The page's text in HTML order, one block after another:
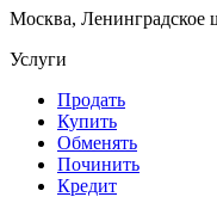
Москва, Ленинградское
Услуги
Продать
Купить
Обменять
Починить
Кредит